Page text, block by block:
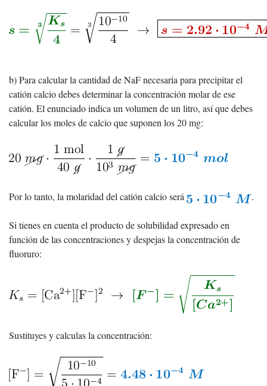
b) Para calcular la cantidad de NaF necesaria para precipitar el
catión calcio debes determinar la concentración molar de ese
catión. El enunciado indica un volumen de un litro, así que debes
calcular los moles de calcio que suponen los 20 mg:
Por lo tanto, la molaridad del catión calcio será .
Si tienes en cuenta el producto de solubilidad expresado en
función de las concentraciones y despejas la concentración de
fluoruro:
Sustituyes y calculas la concentración: